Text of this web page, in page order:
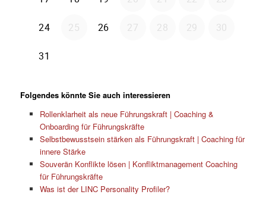
Folgendes könnte Sie auch interessieren
Rollenklarheit als neue Führungskraft | Coaching &
Onboarding für Führungskräfte
Selbstbewusstsein stärken als Führungskraft | Coaching für
innere Stärke
Souverän Konflikte lösen | Konfliktmanagement Coaching
für Führungskräfte
Was ist der LINC Personality Profiler?